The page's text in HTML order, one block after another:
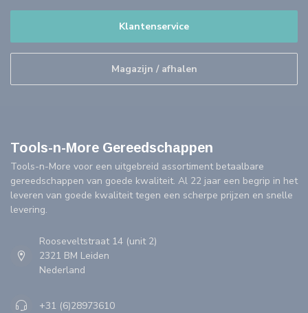
Klantenservice
Magazijn / afhalen
Tools-n-More Gereedschappen
Tools-n-More voor een uitgebreid assortiment betaalbare
gereedschappen van goede kwaliteit. Al 22 jaar een begrip in het
leveren van goede kwaliteit tegen een scherpe prijzen en snelle
levering.
Rooseveltstraat 14 (unit 2)
2321 BM Leiden
Nederland
+31 (6)28973610